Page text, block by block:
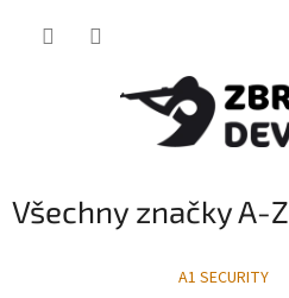
Všechny značky A-Z
A1 SECURITY